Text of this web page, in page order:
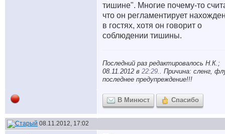
тишине". Многие почему-то
что он регламентирует
в гостях, хотя он говорит о
соблюдении тишины.
Последний раз редактировалось Н.К.;
08.11.2012 в 22:29.. Причина: сленг,
последнее предупреждение!!!
В Минюст Спасибо
08.11.2012, 17:02